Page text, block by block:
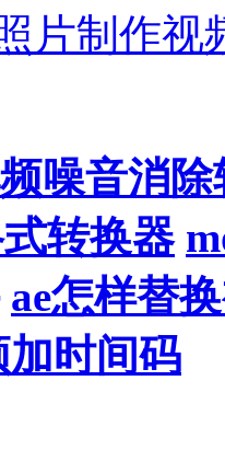
片制作视
噪音消除
转换器
ae怎样替
加时间码